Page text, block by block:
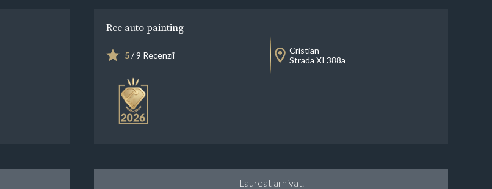
Rcc auto painting
5/ 9 Recenzii
Cristian
Strada XI 388a
Laureat arhivat.